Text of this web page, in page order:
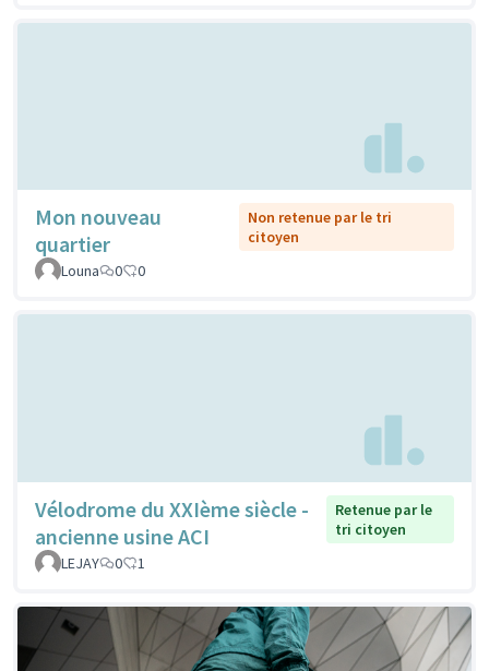
Mon nouveau
quartier
Non retenue par le tri
citoyen
Louna
0 0
Vélodrome du XXIème siècle -
ancienne usine ACI
Retenue par le
tri citoyen
LEJAY
0 1